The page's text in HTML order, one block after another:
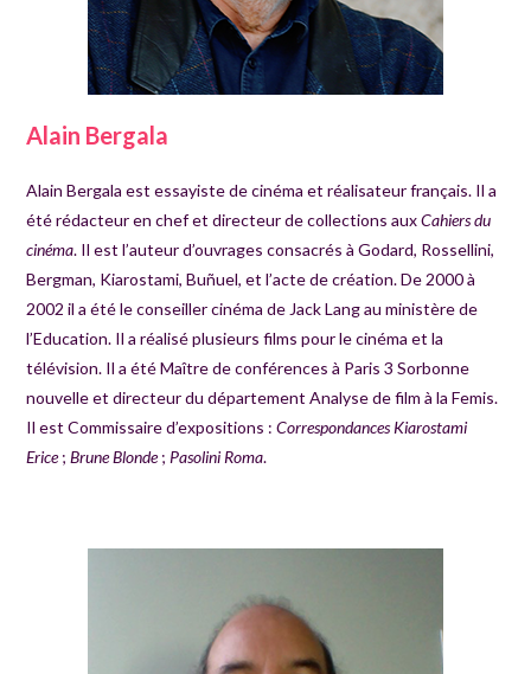
Alain Bergala
Alain Bergala est essayiste de cinéma et réalisateur français. Il a
été rédacteur en chef et directeur de collections auxCahiers du
cinéma. Il est l’auteur d’ouvrages consacrés à Godard, Rossellini,
Bergman, Kiarostami, Buñuel, et l’acte de création. De 2000 à
2002 il a été le conseiller cinéma de Jack Lang au ministère de
l’Education. Il a réalisé plusieurs films pour le cinéma et la
télévision. Il a été Maître de conférences à Paris 3 Sorbonne
nouvelle et directeur du département Analyse de film à la Femis.
Il est Commissaire d’expositions :Correspondances Kiarostami
Erice;Brune Blonde; Pasolini Roma.